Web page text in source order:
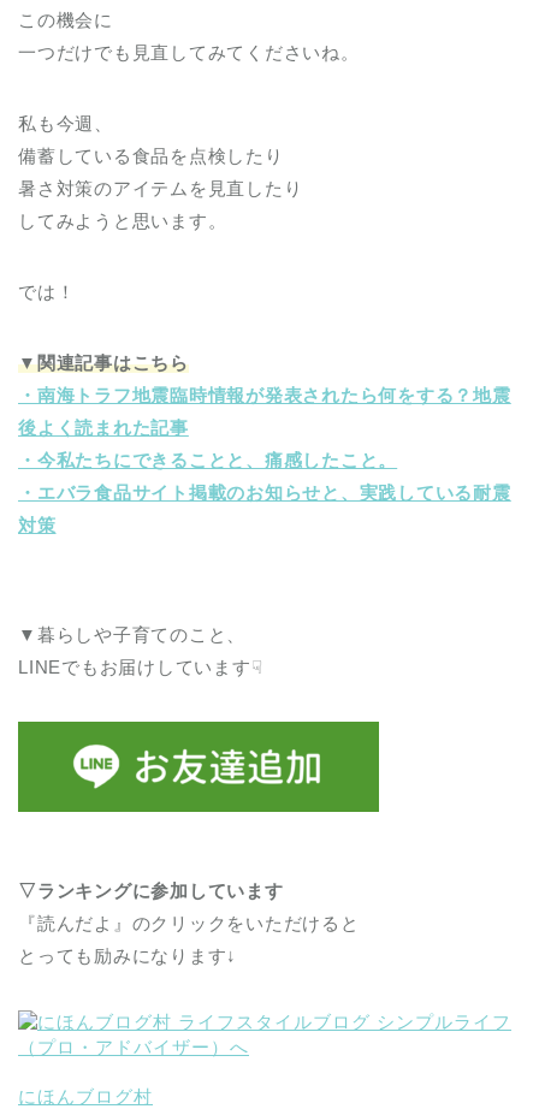
この機会に
一つだけでも見直してみてくださいね。
私も今週、
備蓄している食品を点検したり
暑さ対策のアイテムを見直したり
してみようと思います。
では！
▼関連記事はこちら
・南海トラフ地震臨時情報が発表されたら何をする？地震
後よく読まれた記事
・今私たちにできることと、痛感したこと。
・エバラ食品サイト掲載のお知らせと、実践している耐震
対策
▼暮らしや子育てのこと、
LINEでもお届けしています☟
▽ランキングに参加しています
『読んだよ』のクリックをいただけると
とっても励みになります↓
にほんブログ村